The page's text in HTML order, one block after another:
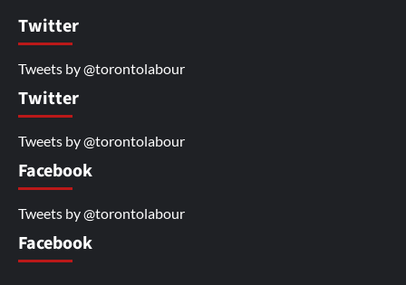
Twitter
Tweets by @torontolabour
Twitter
Tweets by @torontolabour
Facebook
Tweets by @torontolabour
Facebook